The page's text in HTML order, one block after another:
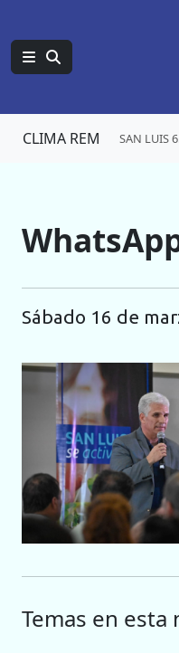
CLIMA REM SAN LUIS
sábado 16 de
Temas en esta